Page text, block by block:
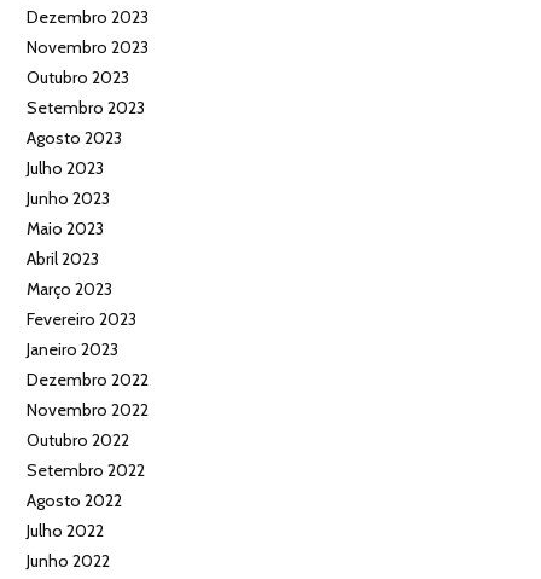
Dezembro 2023
Novembro 2023
Outubro 2023
Setembro 2023
Agosto 2023
Julho 2023
Junho 2023
Maio 2023
Abril 2023
Março 2023
Fevereiro 2023
Janeiro 2023
Dezembro 2022
Novembro 2022
Outubro 2022
Setembro 2022
Agosto 2022
Julho 2022
Junho 2022